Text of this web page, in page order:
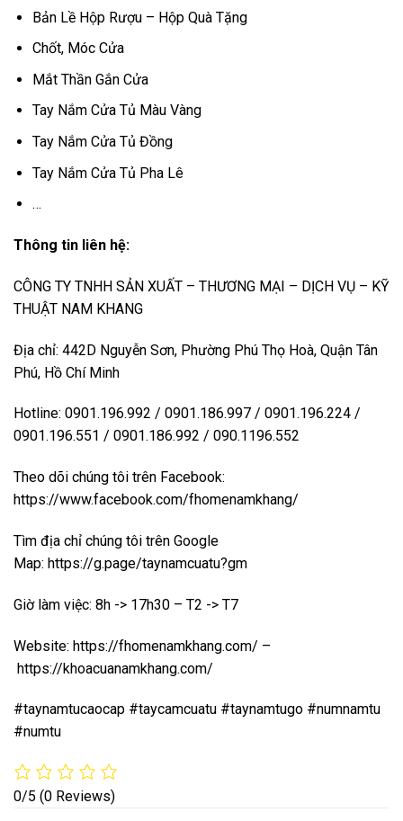
Bản Lề Hộp Rượu – Hộp Quà Tặng
Chốt, Móc Cửa
Mắt Thần Gắn Cửa
Tay Nắm Cửa Tủ Màu Vàng
Tay Nắm Cửa Tủ Đồng
Tay Nắm Cửa Tủ Pha Lê
…
Thông tin liên hệ:
CÔNG TY TNHH SẢN XUẤT – THƯƠNG MẠI – DỊCH VỤ – KỸ
THUẬT NAM KHANG
Địa chỉ: 442D Nguyễn Sơn, Phường Phú Thọ Hoà, Quận Tân
Phú, Hồ Chí Minh
Hotline: 0901.196.992 / 0901.186.997 / 0901.196.224 /
0901.196.551 / 0901.186.992 / 090.1196.552
Theo dõi chúng tôi trên Facebook:
https://www.facebook.com/fhomenamkhang/
Tìm địa chỉ chúng tôi trên Google
Map: https://g.page/taynamcuatu?gm
Giờ làm việc: 8h -> 17h30 – T2 -> T7
Website: https://fhomenamkhang.com/ –
https://khoacuanamkhang.com/
#taynamtucaocap #taycamcuatu #taynamtugo #numnamtu
#numtu
0/5 (0 Reviews)